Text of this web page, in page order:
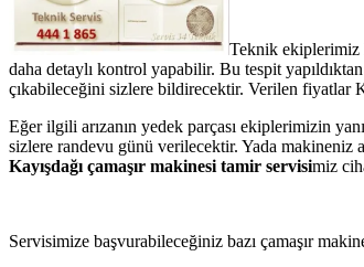
Teknik ekiplerimiz
daha detaylı kontrol yapabilir. Bu tespit
çıkabileceğini sizlere bildirecektir. Verilen fiyatlar
Eğer ilgili arızanın yedek parçası ekiplerimizin
sizlere randevu günü verilecektir. Yada makineniz
Kayışdağı çamaşır makinesi tamir servisimiz
Servisimize başvurabileceğiniz bazı çamaşır